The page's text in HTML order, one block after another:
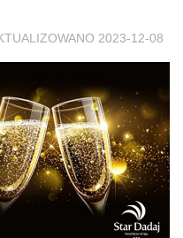
2023-12-08